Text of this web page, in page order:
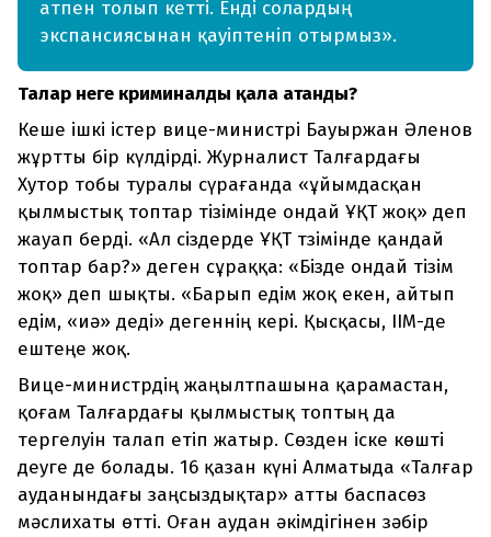
атпен толып кетті. Енді солардың
экспансиясынан қауіптеніп отырмыз».
Талғар неге криминалды қала атанды?
Кеше ішкі істер вице-министрі Бауыржан Әленов
жұртты бір күлдірді. Журналист Талғардағы
Хутор тобы туралы сүрағанда «ұйымдасқан
қылмыстық топтар тізімінде ондай ҰҚТ жоқ» деп
жауап берді. «Ал сіздерде ҰҚТ тзімінде қандай
топтар бар?» деген сұраққа: «Бізде ондай тізім
жоқ» деп шықты. «Барып едім жоқ екен, айтып
едім, «иә» деді» дегеннің кері. Қысқасы, ІІМ-де
ештеңе жоқ.
Вице-министрдің жаңылтпашына қарамастан,
қоғам Талғардағы қылмыстық топтың да
тергелуін талап етіп жатыр. Сөзден іске көшті
деуге де болады. 16 қазан күні Алматыда «Талғар
ауданындағы заңсыздықтар» атты баспасөз
мәслихаты өтті. Оған аудан әкімдігінен зәбір